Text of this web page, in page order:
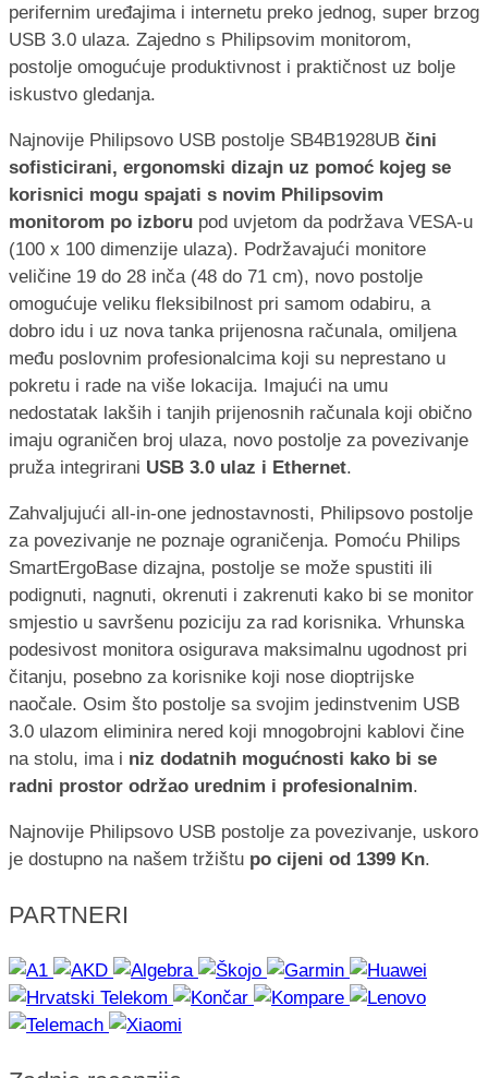
perifernim uređajima i internetu preko jednog, super brzog
USB 3.0 ulaza. Zajedno s Philipsovim monitorom,
postolje omogućuje produktivnost i praktičnost uz bolje
iskustvo gledanja.
Najnovije Philipsovo USB postolje SB4B1928UB čini
sofisticirani, ergonomski dizajn uz pomoć kojeg se
korisnici mogu spajati s novim Philipsovim
monitorom po izboru pod uvjetom da podržava VESA-u
(100 x 100 dimenzije ulaza). Podržavajući monitore
veličine 19 do 28 inča (48 do 71 cm), novo postolje
omogućuje veliku fleksibilnost pri samom odabiru, a
dobro idu i uz nova tanka prijenosna računala, omiljena
među poslovnim profesionalcima koji su neprestano u
pokretu i rade na više lokacija. Imajući na umu
nedostatak lakših i tanjih prijenosnih računala koji obično
imaju ograničen broj ulaza, novo postolje za povezivanje
pruža integrirani USB 3.0 ulaz i Ethernet.
Zahvaljujući all-in-one jednostavnosti, Philipsovo postolje
za povezivanje ne poznaje ograničenja. Pomoću Philips
SmartErgoBase dizajna, postolje se može spustiti ili
podignuti, nagnuti, okrenuti i zakrenuti kako bi se monitor
smjestio u savršenu poziciju za rad korisnika. Vrhunska
podesivost monitora osigurava maksimalnu ugodnost pri
čitanju, posebno za korisnike koji nose dioptrijske
naočale. Osim što postolje sa svojim jedinstvenim USB
3.0 ulazom eliminira nered koji mnogobrojni kablovi čine
na stolu, ima i niz dodatnih mogućnosti kako bi se
radni prostor održao urednim i profesionalnim.
Najnovije Philipsovo USB postolje za povezivanje, uskoro
je dostupno na našem tržištu po cijeni od 1399 Kn.
PARTNERI